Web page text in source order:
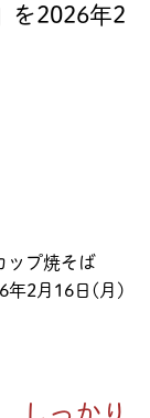
を2026年2
ップ焼そば
年2月16日(月)